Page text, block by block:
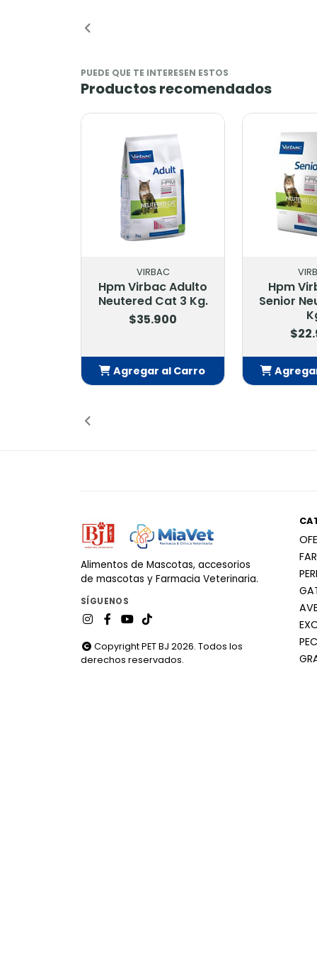
PUEDE QUE TE INTERESEN ESTOS
Productos recomendados
VIRBAC
Hpm Virbac Adulto
Neutered Cat 3 Kg.
$35.900
Agregar al Carro
Hpm
Senior
Alimentos de Mascotas, accesorios
de mascotas y Farmacia Veterinaria.
SÍGUENOS
Copyright PET BJ 2026. Todos los
derechos reservados.